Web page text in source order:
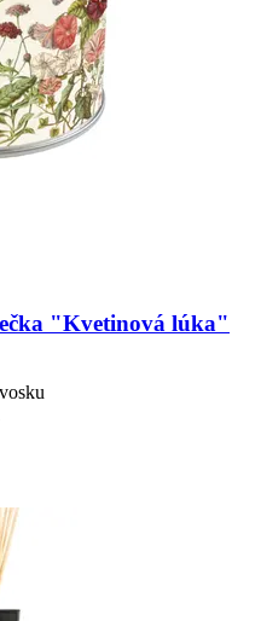
"Kvetinová lúka"